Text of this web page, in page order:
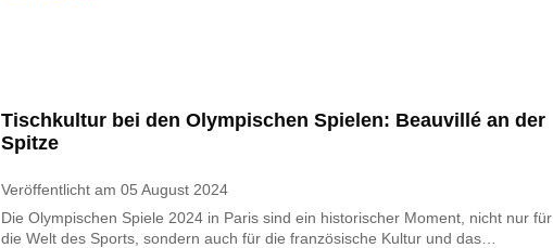
Tischkultur bei den Olympischen Spielen: Beauvillé an der
Spitze
Veröffentlicht am 05 August 2024
Die Olympischen Spiele 2024 in Paris sind ein historischer Moment, nicht nur für
die Welt des Sports, sondern auch für die französische Kultur und das…